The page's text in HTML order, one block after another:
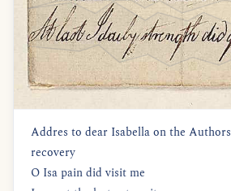
Addres to dear Isabella on the Authors
recovery
O Isa pain did visit me